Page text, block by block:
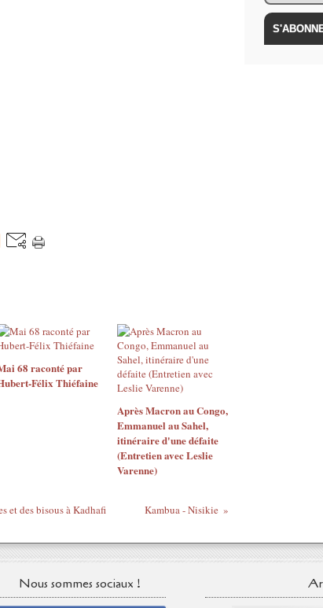
68 raconté par
Félix Thiéfaine
Après Macron au Congo,
Emmanuel au Sahel,
itinéraire d'une défaite
(Entretien avec Leslie
Varenne)
et des bisous à Kadhafi Kambua - Nisikie
Nous sommes sociaux !